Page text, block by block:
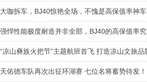
大咖拆车，BJ40惊艳全场，不愧是高保值率神车
天佑德车队再次出征环湖赛 七位名将蓄势待发！